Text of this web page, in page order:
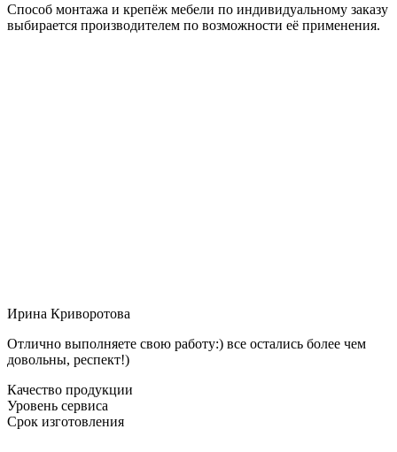
Способ монтажа и крепёж мебели по индивидуальному заказу
выбирается производителем по возможности её применения.
Ирина Криворотова
Отлично выполняете свою работу:) все остались более чем
довольны, респект!)
Качество продукции
Уровень сервиса
Срок изготовления